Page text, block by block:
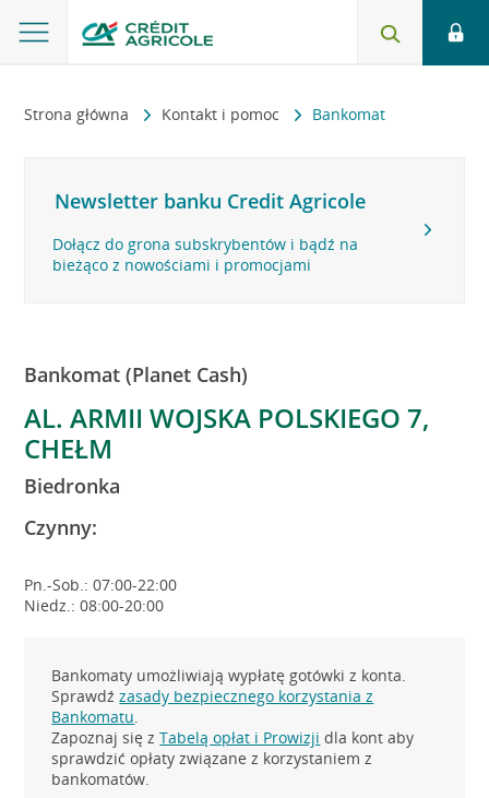
Strona główna Kontakt i pomoc Bankomat
Newsletter banku Credit Agricole
Dołącz do grona subskrybentów i bądź na
bieżąco z nowościami i promocjami
Bankomat (Planet Cash)
AL. ARMII WOJSKA POLSKIEGO 7,
CHEŁM
Biedronka
Czynny:
Pn.-Sob.: 07:00-22:00
Niedz.: 08:00-20:00
Bankomaty umożliwiają wypłatę gotówki z konta.
Sprawdźzasady bezpiecznego korzystania z
Bankomatu.
Zapoznaj się zTabelą opłat i Prowizji dla kont aby
sprawdzić opłaty związane z korzystaniem z
bankomatów.